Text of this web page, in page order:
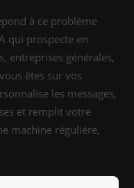
à ce problème
qui prospecte en
entreprises générales,
êtes sur vos
les messages,
et remplit votre
machine régulière,